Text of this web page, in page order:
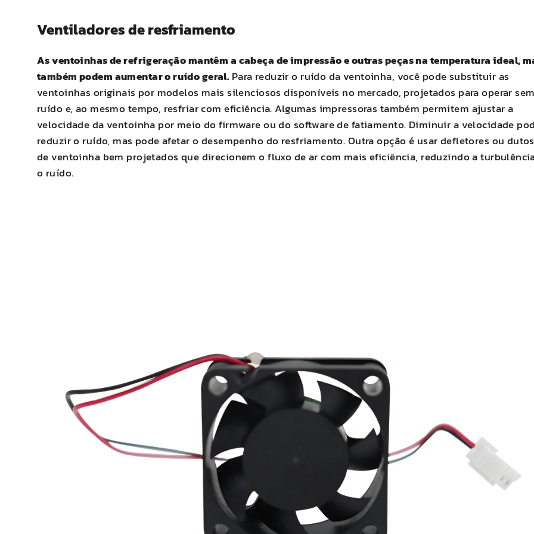
Ventiladores de resfriamento
As ventoinhas de refrigeração mantêm a cabeça de impressão e outras peças na temperatura ideal,
também podem aumentar o ruído geral. Para reduzir o ruído da ventoinha, você pode substituir as
ventoinhas originais por modelos mais silenciosos disponíveis no mercado, projetados para operar sem
ruído e, ao mesmo tempo, resfriar com eficiência. Algumas impressoras também permitem ajustar a
velocidade da ventoinha por meio do firmware ou do software de fatiamento. Diminuir a velocidade
reduzir o ruído, mas pode afetar o desempenho do resfriamento. Outra opção é usar defletores ou dutos
de ventoinha bem projetados que direcionem o fluxo de ar com mais eficiência, reduzindo a
o ruído.